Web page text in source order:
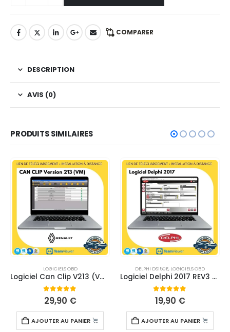
COMPARER
DESCRIPTION
AVIS (0)
PRODUITS SIMILAIRES
LOGICIELS OBD
Logiciel Can Clip V213 (VM) – TÉLÉCHARGEMENT
0sur 5
29,90 €
AJOUTER AU PANIER
DELPHI DS150E, LOGICIELS OBD
Logiciel Delphi 2017 REV3 – TÉLÉCHARGEMENT
0sur 5
19,90 €
AJOUTER AU PANIER